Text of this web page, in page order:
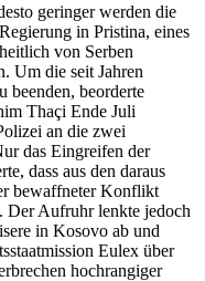
geringer werden die
in Pristina, eines
von Serben
Um die seit Jahren
beenden, beorderte
Thaçi Ende Juli
an die zwei
das Eingreifen der
dass aus den daraus
bewaffneter Konflikt
Der Aufruhr lenkte jedoch
in Kosovo ab und
Eulex über
hochrangiger